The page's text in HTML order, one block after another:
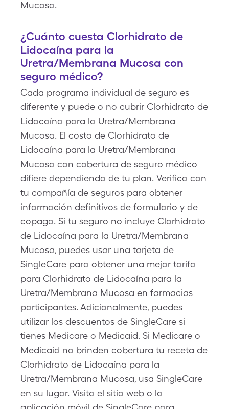
Mucosa.
¿Cuánto cuesta Clorhidrato de
Lidocaína para la
Uretra/Membrana Mucosa con
seguro médico?
Cada programa individual de seguro es
diferente y puede o no cubrir Clorhidrato de
Lidocaína para la Uretra/Membrana
Mucosa. El costo de Clorhidrato de
Lidocaína para la Uretra/Membrana
Mucosa con cobertura de seguro médico
difiere dependiendo de tu plan. Verifica con
tu compañía de seguros para obtener
información definitivos de formulario y de
copago. Si tu seguro no incluye Clorhidrato
de Lidocaína para la Uretra/Membrana
Mucosa, puedes usar una tarjeta de
SingleCare para obtener una mejor tarifa
para Clorhidrato de Lidocaína para la
Uretra/Membrana Mucosa en farmacias
participantes. Adicionalmente, puedes
utilizar los descuentos de SingleCare si
tienes Medicare o Medicaid. Si Medicare o
Medicaid no brinden cobertura tu receta de
Clorhidrato de Lidocaína para la
Uretra/Membrana Mucosa, usa SingleCare
en su lugar. Visita el sitio web o la